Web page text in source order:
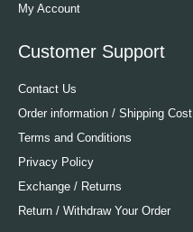
My Account
Customer Support
Contact Us
Order information / Shipping Cost
Terms and Conditions
Privacy Policy
Exchange / Returns
Return / Withdraw Your Order